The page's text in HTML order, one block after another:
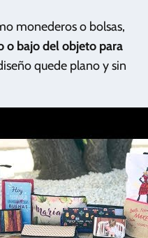
monederos o bolsas,
o bajo del objeto para
quede plano y sin